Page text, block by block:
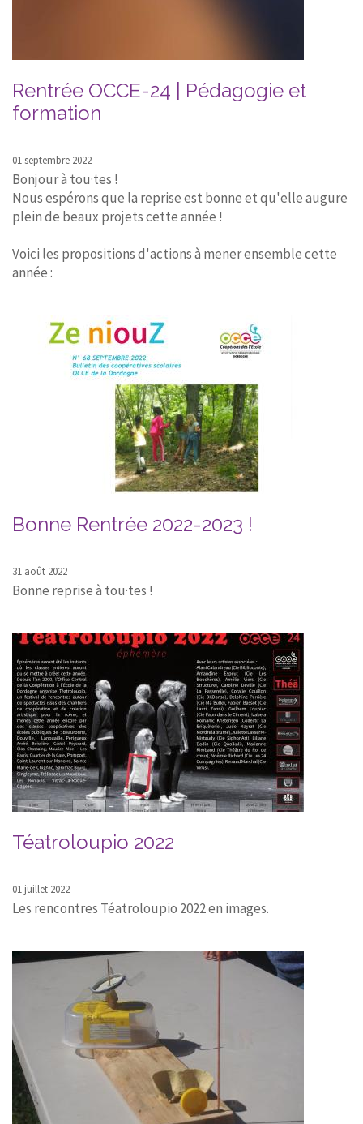
Rentrée OCCE-24 | Pédagogie et
formation
01 septembre 2022
Bonjour à tou·tes !
Nous espérons que la reprise est bonne et qu'elle augure
plein de beaux projets cette année !
Voici les propositions d'actions à mener ensemble cette
année :
Bonne Rentrée 2022-2023 !
31 août 2022
Bonne reprise à tou·tes !
Téatroloupio 2022
01 juillet 2022
Les rencontres Téatroloupio 2022 en images.